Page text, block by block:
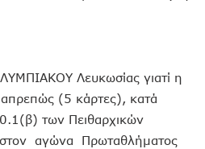
Λευκωσίας γιατί η
(5 κάρτες), κατά
των Πειθαρχικών
αγώνα Πρωταθλήματος